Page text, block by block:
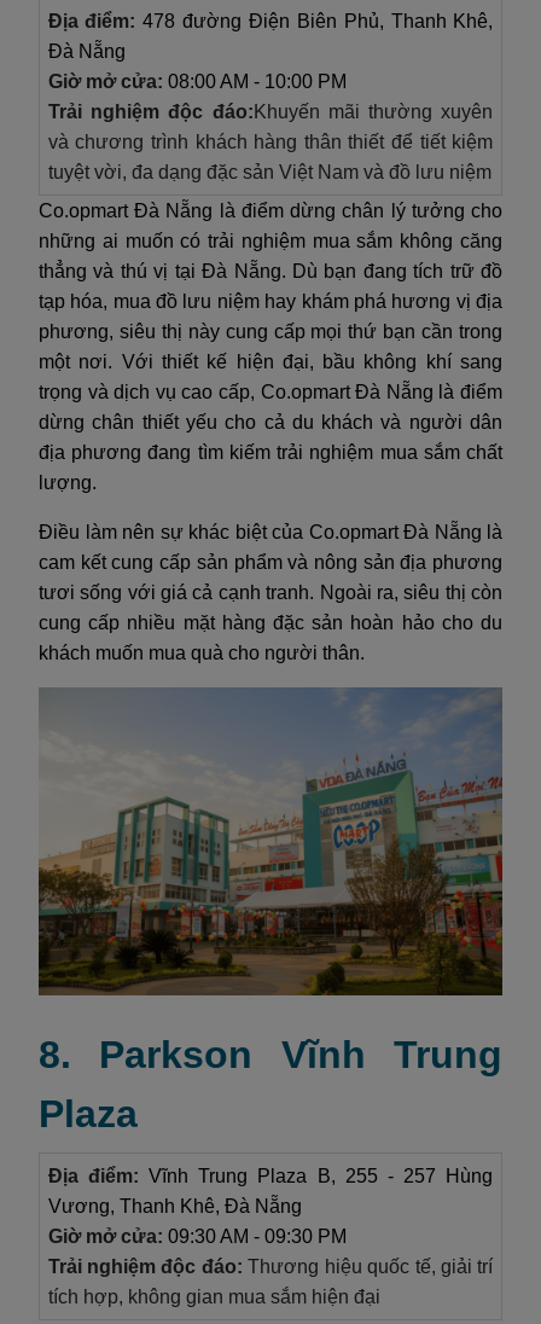
Địa điểm: 478 đường Điện Biên Phủ, Thanh Khê,
Đà Nẵng
Giờ mở cửa: 08:00 AM - 10:00 PM
Trải nghiệm độc đáo: Khuyến mãi thường xuyên
và chương trình khách hàng thân thiết để tiết kiệm
tuyệt vời, đa dạng đặc sản Việt Nam và đồ lưu niệm
Co.opmart Đà Nẵng là điểm dừng chân lý tưởng cho
những ai muốn có trải nghiệm mua sắm không căng
thẳng và thú vị tại Đà Nẵng. Dù bạn đang tích trữ đồ
tạp hóa, mua đồ lưu niệm hay khám phá hương vị địa
phương, siêu thị này cung cấp mọi thứ bạn cần trong
một nơi. Với thiết kế hiện đại, bầu không khí sang
trọng và dịch vụ cao cấp, Co.opmart Đà Nẵng là điểm
dừng chân thiết yếu cho cả du khách và người dân
địa phương đang tìm kiếm trải nghiệm mua sắm chất
lượng.
Điều làm nên sự khác biệt của Co.opmart Đà Nẵng là
cam kết cung cấp sản phẩm và nông sản địa phương
tươi sống với giá cả cạnh tranh. Ngoài ra, siêu thị còn
cung cấp nhiều mặt hàng đặc sản hoàn hảo cho du
khách muốn mua quà cho người thân.
8. Parkson Vĩnh Trung
Plaza
Địa điểm: Vĩnh Trung Plaza B, 255 - 257 Hùng
Vương, Thanh Khê, Đà Nẵng
Giờ mở cửa: 09:30 AM - 09:30 PM
Trải nghiệm độc đáo: Thương hiệu quốc tế, giải trí
tích hợp, không gian mua sắm hiện đại